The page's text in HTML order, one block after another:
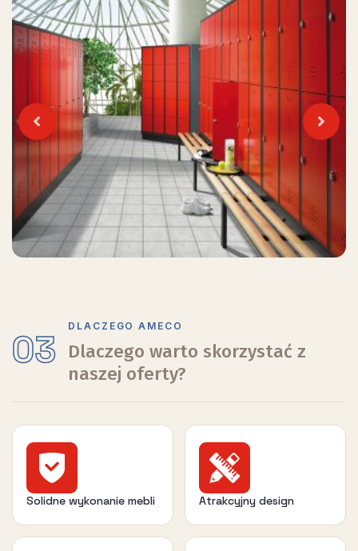
Previous Next
03
DLACZEGO AMECO
Dlaczego warto skorzystać z
naszej oferty?
Solidne wykonanie mebli Atrakcyjny design